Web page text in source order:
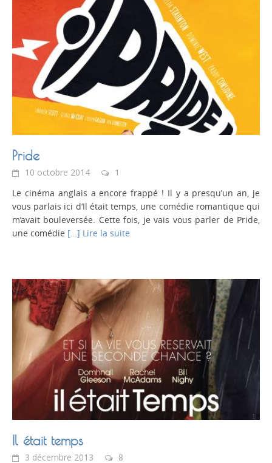
Pride
10 octobre 2014
1
Le cinéma anglais a encore frappé ! Il y a presqu’un an, je
vous parlais ici d‘Il était temps, une comédie romantique qui
m’avait bouleversée. Cette fois, je vais vous parler de Pride,
une comédie […] Lire la suite
Il était temps
3 décembre 2013
8